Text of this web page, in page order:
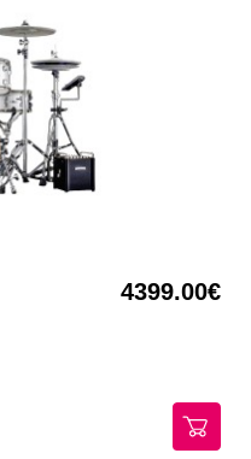
4399.00